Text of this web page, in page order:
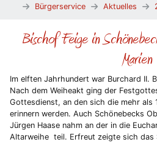
Bürgerservice
Aktuelles
Bischof Feige in
Marien
Im elften Jahrhundert war Burchard II.
Nach dem Weiheakt ging der
Gottesdienst, an den sich die mehr als
erinnern werden. Auch Schönebecks
Jürgen Haase nahm an der in die
Altarweihe teil. Erfreut zeigte sich das